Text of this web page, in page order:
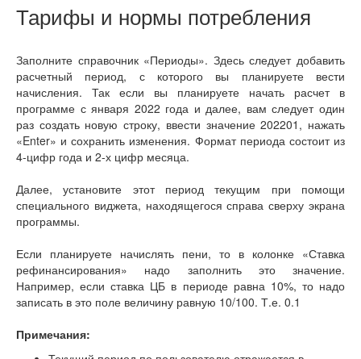
Тарифы и нормы потребления
Заполните справочник «Периоды». Здесь следует добавить
расчетный период, с которого вы планируете вести
начисления. Так если вы планируете начать расчет в
программе с января 2022 года и далее, вам следует один
раз создать новую строку, ввести значение 202201, нажать
«Enter» и сохранить изменения. Формат периода состоит из
4-цифр года и 2-х цифр месяца.
Далее, установите этот период текущим при помощи
специального виджета, находящегося справа сверху экрана
программы.
Если планируете начислять пени, то в колонке «Ставка
рефинансирования» надо заполнить это значение.
Например, если ставка ЦБ в периоде равна 10%, то надо
записать в это поле величину равную 10/100. Т.е. 0.1
Примечания: